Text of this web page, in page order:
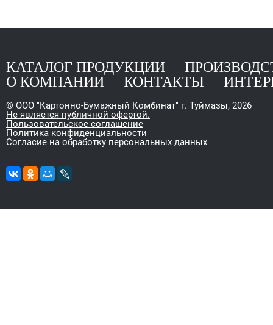
ул. Фабричная, д.1
00
ул. 2 А, пом. 11 Н
КАТАЛОГ ПРОДУКЦИИ
О КОМПАНИИ
КОНТАКТЫ
© ООО "Картонно-Бумажный Комбинат" г. Туймазы, 2026
Не является публичной офертой.
Пользовательское соглашение
Политика конфиденциальности
Согласие на обработку персональных данных